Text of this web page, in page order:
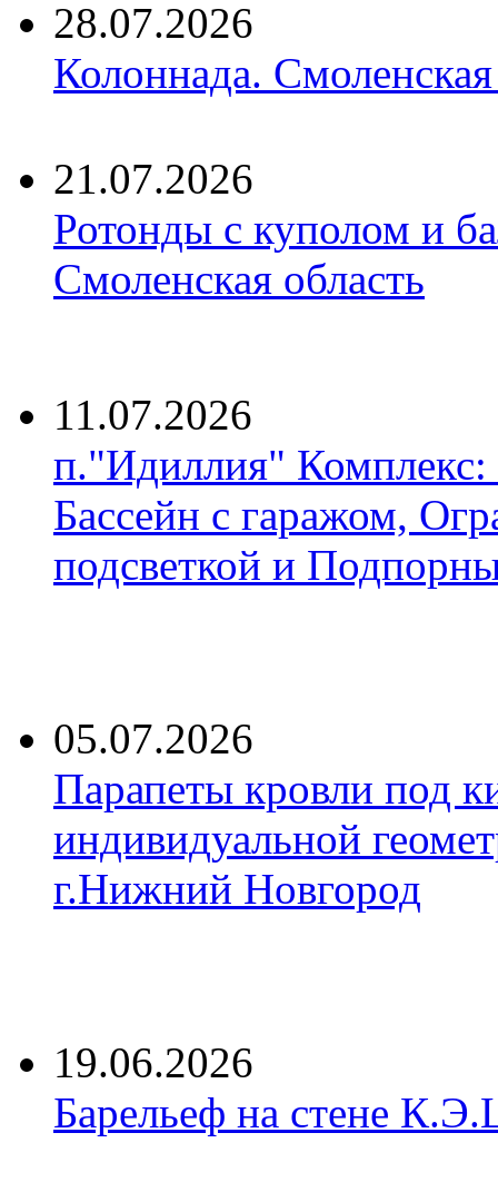
28.07.2026
Колоннада. Смоленская
21.07.2026
Ротонды с куполом и
Смоленская область
11.07.2026
п."Идиллия"
Бассейн с гаражом,
подсветкой и
05.07.2026
Парапеты кровли под
индивидуальной
г.Нижний Новгород
19.06.2026
Барельеф на стене